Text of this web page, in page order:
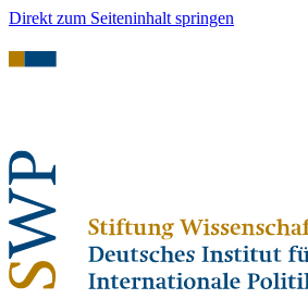
Direkt zum Seiteninhalt springen